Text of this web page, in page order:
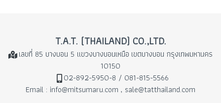
T.A.T. (THAILAND) CO.,LTD.
เลขที่ 85 บางบอน 5 แขวงบางบอนเหนือ เขตบางบอน กรุงเทพมหานคร
10150
02-892-5950-8 / 081-815-5566
Email : info@mitsumaru.com , sale@tatthailand.com